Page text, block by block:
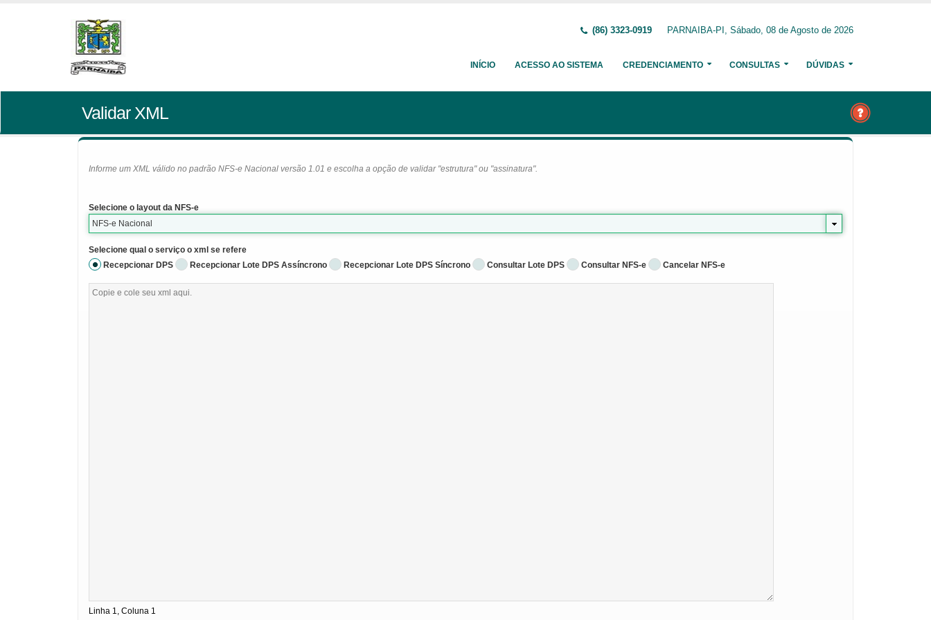
(86) 3323-0919 PARNAIBA-PI, Sábado, 08 de Agosto de 2026
INÍCIO ACESSO AO SISTEMA CREDENCIAMENTO CONSULTAS DÚVIDAS
Validar XML
Informe um XML válido no padrão NFS-e Nacional versão 1.01 e escolha a opção de validar "estrutura" ou "assinatura".
Selecione o layout da NFS-e
NFS-e Nacional
Selecione qual o serviço o xml se refere
Recepcionar DPS
Recepcionar Lote DPS Assíncrono Recepcionar Lote DPS Síncrono Consultar Lote DPS Consultar NFS-e Cancelar NFS-e
Linha 1, Coluna 1